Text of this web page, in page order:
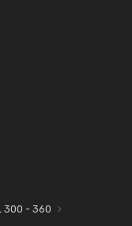
300 - 360